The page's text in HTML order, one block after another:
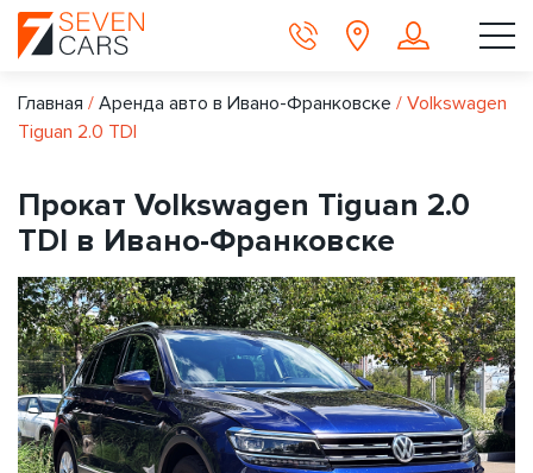
Главная / Аренда авто в Ивано-Франковске / Volkswagen
Tiguan 2.0 TDI
Прокат Volkswagen Tiguan 2.0
TDI в Ивано-Франковске